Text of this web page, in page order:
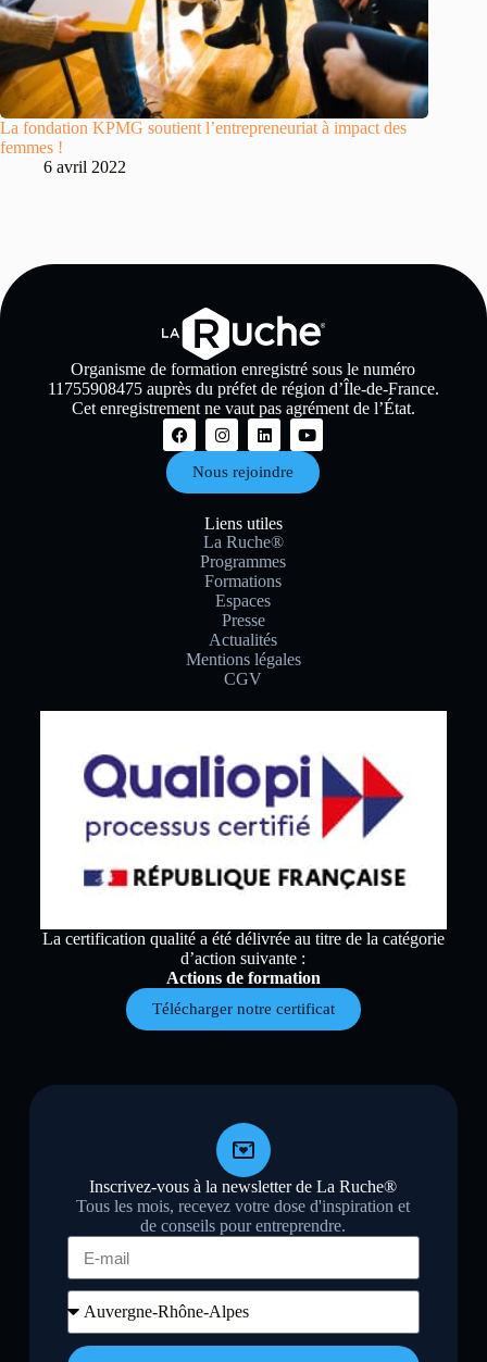
La fondation KPMG soutient l’entrepreneuriat à impact des
femmes !
6 avril 2022
Organisme de formation enregistré sous le numéro
11755908475 auprès du préfet de région d’Île-de-France.
Cet enregistrement ne vaut pas agrément de l’État.
Nous rejoindre
Liens utiles
La Ruche®
Programmes
Formations
Espaces
Presse
Actualités
Mentions légales
CGV
La certification qualité a été délivrée au titre de la catégorie
d’action suivante :
Actions de formation
Télécharger notre certificat
Inscrivez-vous à la newsletter de La Ruche®
Tous les mois, recevez votre dose d'inspiration et
de conseils pour entreprendre.